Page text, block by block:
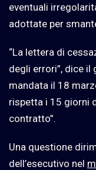
eventuali
adottate per
“La lettera di
degli errori”, dice il
mandata il 18
rispetta i 15 giorni
contratto”.
Una questione
dell’esecutivo nel